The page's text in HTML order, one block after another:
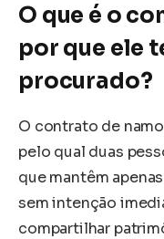
O que é o
por que ele
procurado?
O contrato de
pelo qual duas
que mantêm
sem intenção
compartilhar